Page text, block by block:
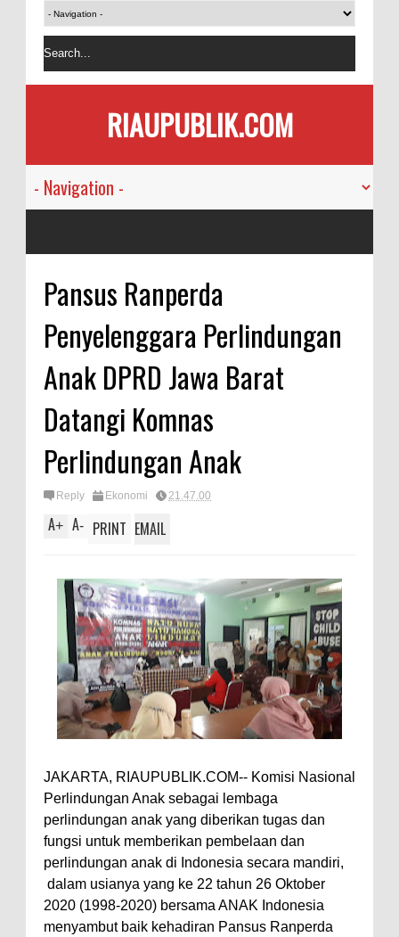
RIAUPUBLIK.COM
Pansus Ranperda
Penyelenggara Perlindungan
Anak DPRD Jawa Barat
Datangi Komnas
Perlindungan Anak
Reply Ekonomi 21.47.00
A+ A- PRINT EMAIL
JAKARTA, RIAUPUBLIK.COM-- Komisi Nasional
Perlindungan Anak sebagai lembaga
perlindungan anak yang diberikan tugas dan
fungsi untuk memberikan pembelaan dan
perlindungan anak di Indonesia secara mandiri,
dalam usianya yang ke 22 tahun 26 Oktober
2020 (1998-2020) bersama ANAK Indonesia
menyambut baik kehadiran Pansus Ranperda